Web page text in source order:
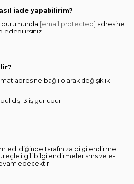
iade yapabilirim?
durumunda [email protected] adresine
edebilirsiniz.
adresine bağlı olarak değişiklik
dışı 3 iş günüdür.
edildiğinde tarafınıza bilgilendirme
ilgili bilgilendirmeler sms ve e-
edecektir.